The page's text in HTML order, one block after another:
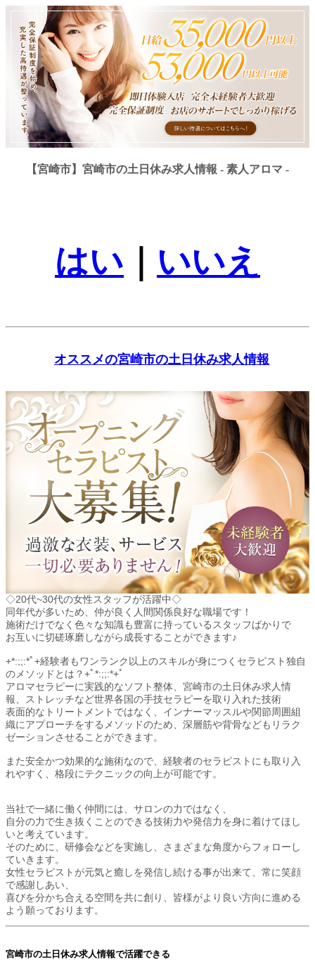
【宮崎市】宮崎市の土日休み求人情報 - 素人アロマ -
はい いいえ
オススメの宮崎市の土日休み求人情報
◇20代~30代の女性スタッフが活躍中◇
同年代が多いため、仲が良く人間関係良好な職場です！
施術だけでなく色々な知識も豊富に持っているスタッフばかりで
お互いに切磋琢磨しながら成長することができます♪
+*:;;:*ﾟ+経験者もワンランク以上のスキルが身につくセラピスト独自
のメソッドとは？+ﾟ*:;;:*+ﾟ
アロマセラピーに実践的なソフト整体、宮崎市の土日休み求人情
報、ストレッチなど世界各国の手技セラピーを取り入れた技術
表面的なトリートメントではなく、インナーマッスルや関節周囲組
織にアプローチをするメソッドのため、深層筋や背骨などもリラク
ゼーションさせることができます。
また安全かつ効果的な施術なので、経験者のセラピストにも取り入
れやすく、格段にテクニックの向上が可能です。
当社で一緒に働く仲間には、サロンの力ではなく、
自分の力で生き抜くことのできる技術力や発信力を身に着けてほし
いと考えています。
そのために、研修会などを実施し、さまざまな角度からフォローし
ていきます。
女性セラピストが元気と癒しを発信し続ける事が出来て、常に笑顔
で感謝しあい、
喜びを分かち合える空間を共に創り、皆様がより良い方向に進める
よう願っております。
宮崎市の土日休み求人情報で活躍できる